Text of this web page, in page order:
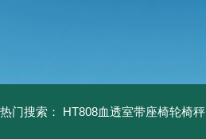
热门搜索： HT808血透室带座椅轮椅